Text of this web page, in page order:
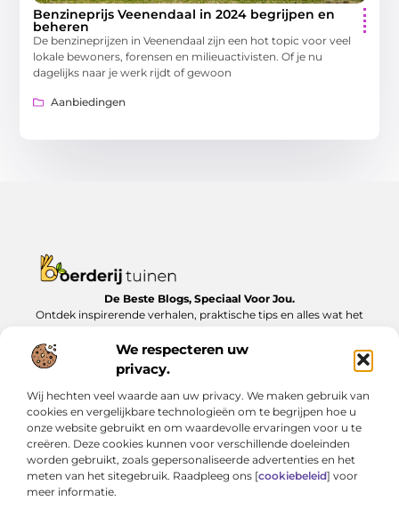
We respecteren uw
privacy.
Wij hechten veel waarde aan uw privacy. We maken gebruik van
cookies en vergelijkbare technologieën om te begrijpen hoe u
onze website gebruikt en om waardevolle ervaringen voor u te
creëren. Deze cookies kunnen voor verschillende doeleinden
worden gebruikt, zoals gepersonaliseerde advertenties en het
meten van het sitegebruik. Raadpleeg ons [cookiebeleid] voor
meer informatie.
Benzineprijs Veenendaal in 2024 begrijpen en
beheren
De benzineprijzen in Veenendaal zijn een hot topic voor veel
lokale bewoners, forensen en milieuactivisten. Of je nu
dagelijks naar je werk rijdt of gewoon
Aanbiedingen
De Beste Blogs, Speciaal Voor Jou.
Ontdek inspirerende verhalen, praktische tips en alles wat het
Boerderijtuinen.nl.
Onze informatie